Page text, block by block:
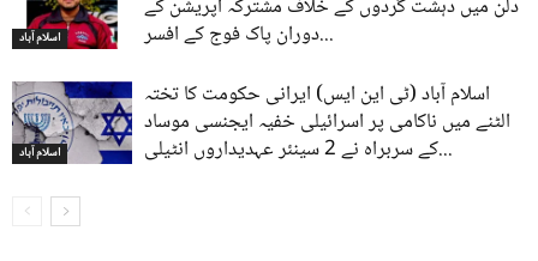
اسلام آباد
دلن میں دہشت گردوں کے خلاف مشترکہ آپریشن کے
دوران پاک فوج کے افسر...
اسلام آباد
اسلام آباد (ٹی این ایس) ایرانی حکومت کا تختہ
الٹنے میں ناکامی پر اسرائیلی خفیہ ایجنسی موساد
کے سربراہ نے 2 سینئر عہدیداروں انٹیلی...